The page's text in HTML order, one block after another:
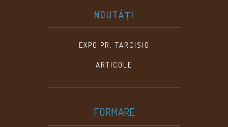
NOUTĂȚI
EXPO PR. TARCISIO
ARTICOLE
FORMARE